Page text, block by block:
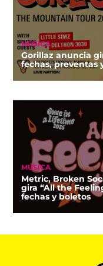
MÚSICA
Gorillaz anuncia
fechas, preventas
MÚSICA
Metric, Broken
gira “All the
fechas y boletos